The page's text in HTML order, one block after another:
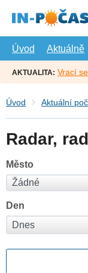
hlavní
Úvod
Aktuálně
AKTUALITA: Vrací
Úvod Aktuální
Radar,
Město
Den